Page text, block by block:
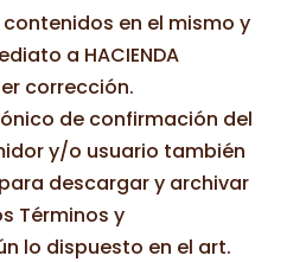
en el mismo y
a HACIENDA
corrección.
de confirmación del
y/o usuario también
descargar y archivar
Términos y
lo dispuesto en el art.